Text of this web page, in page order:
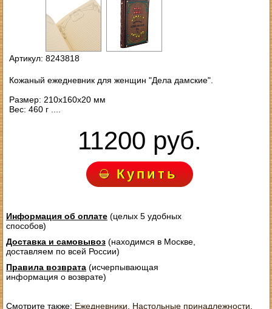
Артикул: 8243818
Кожаный ежедневник для женщин "Дела дамские".
Размер: 210х160х20 мм
Вес: 460 г ....
11200 руб.
Купить
Информация об оплате(целых 5 удобных
способов)
Доставка и самовывоз(находимся в Москве,
доставляем по всей России)
Правила возврата(исчерпывающая
информация о возврате)
Смотрите также: Ежедневники Настольные принадлежности